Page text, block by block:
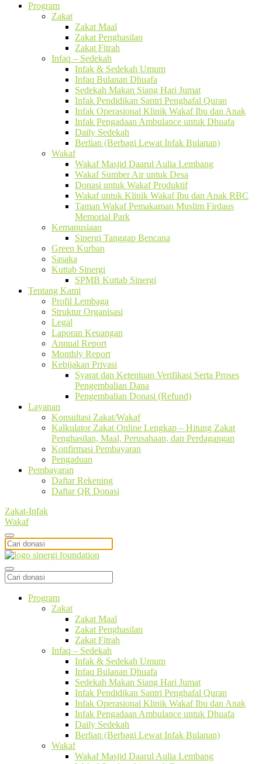
Program
Zakat
Zakat Maal
Zakat Penghasilan
Zakat Fitrah
Infaq – Sedekah
Infak & Sedekah Umum
Infaq Bulanan Dhuafa
Sedekah Makan Siang Hari Jumat
Infak Pendidikan Santri Penghafal Quran
Infak Operasional Klinik Wakaf Ibu dan Anak
Infak Pengadaan Ambulance untuk Dhuafa
Daily Sedekah
Berlian (Berbagi Lewat Infak Bulanan)
Wakaf
Wakaf Masjid Daarul Aulia Lembang
Wakaf Sumber Air untuk Desa
Donasi untuk Wakaf Produktif
Wakaf untuk Klinik Wakaf Ibu dan Anak RBC
Taman Wakaf Pemakaman Muslim Firdaus
Memorial Park
Kemanusiaan
Sinergi Tanggap Bencana
Green Kurban
Sasaka
Kuttab Sinergi
SPMB Kuttab Sinergi
Tentang Kami
Profil Lembaga
Struktur Organisasi
Legal
Laporan Keuangan
Annual Report
Monthly Report
Kebijakan Privasi
Syarat dan Ketentuan Verifikasi Serta Proses
Pengembalian Dana
Pengembalian Donasi (Refund)
Layanan
Konsultasi Zakat/Wakaf
Kalkulator Zakat Online Lengkap – Hitung Zakat
Penghasilan, Maal, Perusahaan, dan Perdagangan
Konfirmasi Pembayaran
Pengaduan
Pembayaran
Daftar Rekening
Daftar QR Donasi
Zakat-Infak
Wakaf
Program
Zakat
Zakat Maal
Zakat Penghasilan
Zakat Fitrah
Infaq – Sedekah
Infak & Sedekah Umum
Infaq Bulanan Dhuafa
Sedekah Makan Siang Hari Jumat
Infak Pendidikan Santri Penghafal Quran
Infak Operasional Klinik Wakaf Ibu dan Anak
Infak Pengadaan Ambulance untuk Dhuafa
Daily Sedekah
Berlian (Berbagi Lewat Infak Bulanan)
Wakaf
Wakaf Masjid Daarul Aulia Lembang